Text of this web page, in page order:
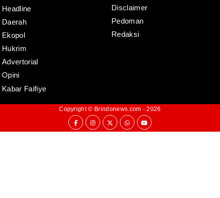
Headline
Daerah
Ekopol
Hukrim
Advertorial
Opini
Kabar Faifiye
Disclaimer
Pedoman
Redaksi
Copyright © Brindonews.com - 2026